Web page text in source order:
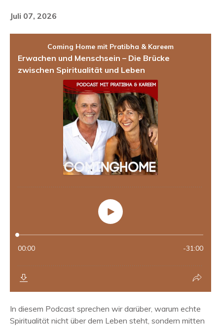
Juli 07, 2026
In diesem Podcast sprechen wir darüber, warum echte
Spiritualität nicht über dem Leben steht, sondern mitten